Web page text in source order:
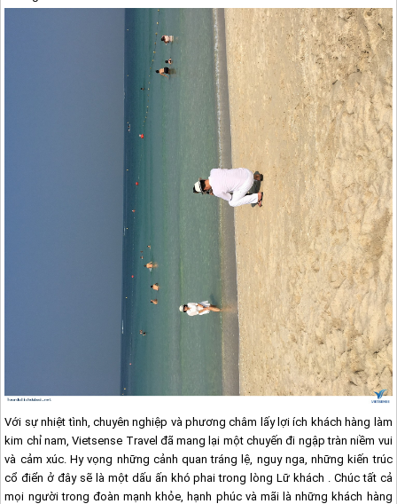
Với sự nhiệt tình, chuyên nghiệp và phương châm lấy lợi ích khách hàng làm
kim chỉ nam, Vietsense Travel đã mang lại một chuyến đi ngập tràn niềm vui
và cảm xúc. Hy vọng những cảnh quan tráng lệ, nguy nga, những kiến trúc
cổ điển ở đây sẽ là một dấu ấn khó phai trong lòng Lữ khách . Chúc tất cả
mọi người trong đoàn mạnh khỏe, hạnh phúc và mãi là những khách hàng